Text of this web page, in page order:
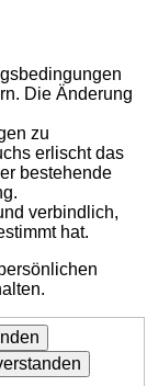
Die Änderung
zu
erlischt das
bestehende
verbindlich,
hat.